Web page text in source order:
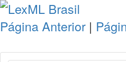
Página Anterior |